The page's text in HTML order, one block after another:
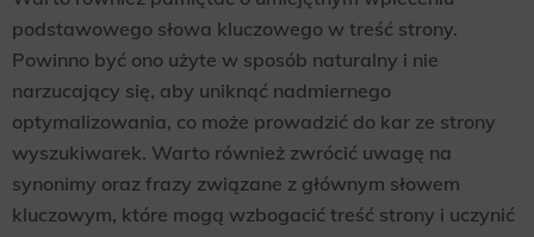
podstawowego słowa kluczowego w treść strony.
Powinno być ono użyte w sposób naturalny i nie
narzucający się, aby uniknąć nadmiernego
optymalizowania, co może prowadzić do kar ze strony
wyszukiwarek. Warto również zwrócić uwagę na
synonimy oraz frazy związane z głównym słowem
kluczowym, które mogą wzbogacić treść strony i uczynić